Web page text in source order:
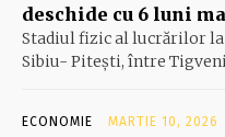
deschide cu 6 luni
Stadiul fizic al lucrărilor
Sibiu- Piteşti, între Tigveni
ECONOMIE MARTIE 10, 2026